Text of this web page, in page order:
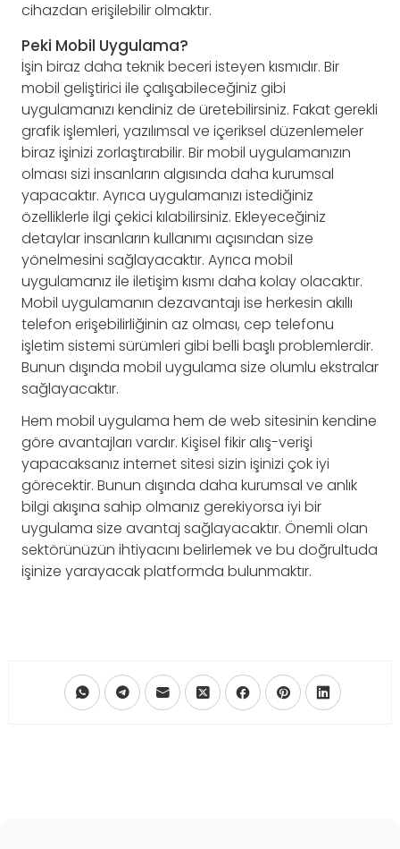
cihazdan erişilebilir olmaktır.
Peki Mobil Uygulama?
İşin biraz daha teknik beceri isteyen kısmıdır. Bir
mobil geliştirici ile çalışabileceğiniz gibi
uygulamanızı kendiniz de üretebilirsiniz. Fakat gerekli
grafik işlemleri, yazılımsal ve içeriksel düzenlemeler
biraz işinizi zorlaştırabilir. Bir mobil uygulamanızın
olması sizi insanların algısında daha kurumsal
yapacaktır. Ayrıca uygulamanızı istediğiniz
özelliklerle ilgi çekici kılabilirsiniz. Ekleyeceğiniz
detaylar insanların kullanımı açısından size
yönelmesini sağlayacaktır. Ayrıca mobil
uygulamanız ile iletişim kısmı daha kolay olacaktır.
Mobil uygulamanın dezavantajı ise herkesin akıllı
telefon erişebilirliğinin az olması, cep telefonu
işletim sistemi sürümleri gibi belli başlı problemlerdir.
Bunun dışında mobil uygulama size olumlu ekstralar
sağlayacaktır.
Hem mobil uygulama hem de web sitesinin kendine
göre avantajları vardır. Kişisel fikir alış-verişi
yapacaksanız internet sitesi sizin işinizi çok iyi
görecektir. Bunun dışında daha kurumsal ve anlık
bilgi akışına sahip olmanız gerekiyorsa iyi bir
uygulama size avantaj sağlayacaktır. Önemli olan
sektörünüzün ihtiyacını belirlemek ve bu doğrultuda
işinize yarayacak platformda bulunmaktır.